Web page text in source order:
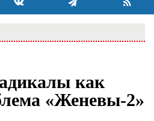
как
«Женевы-2»